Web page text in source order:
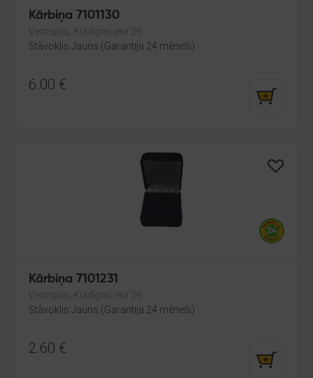
Kārbiņa 7101130
Ventspils, Kuldīgas iela 26
Stāvoklis Jauns (Garantija 24 mēneši)
6.00 €
Kārbiņa 7101231
Ventspils, Kuldīgas iela 26
Stāvoklis Jauns (Garantija 24 mēneši)
2.60 €